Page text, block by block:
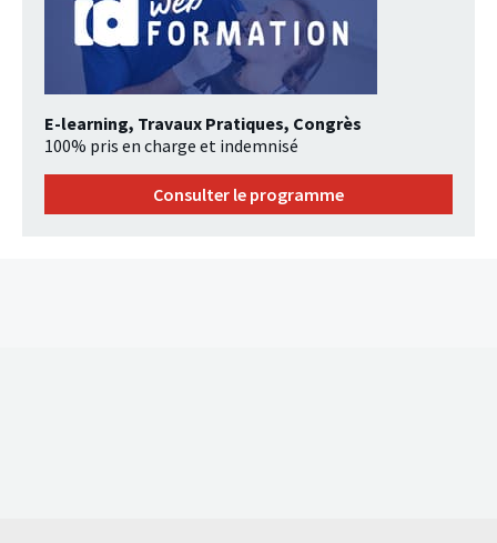
E-learning, Travaux Pratiques, Congrès
100% pris en charge et indemnisé
Consulter le programme